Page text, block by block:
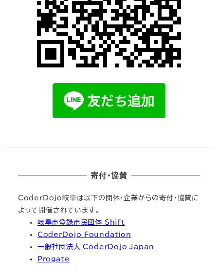
寄付・協賛
CoderDojo岐阜は以下の団体・企業からの寄付・協賛に
よって開催されています。
岐阜市登録市民団体 Shift
CoderDojo Foundation
一般社団法人 CoderDojo Japan
Progate